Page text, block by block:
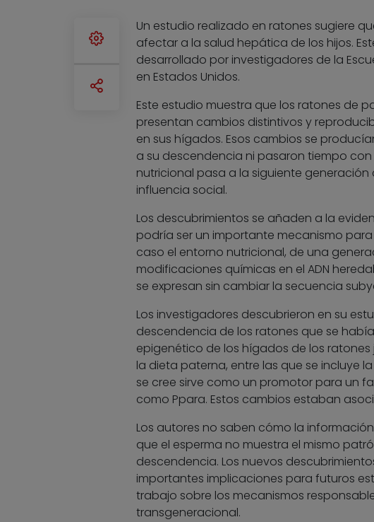
Un estudio realizado en ratones sugiere
afectar a la salud hepática de los hijos.
desarrollado por investigadores de la
en Estados Unidos.
Este estudio muestra que los ratones de
presentan cambios distintivos y
en sus hígados. Esos cambios se
a su descendencia ni pasaron tiempo
nutricional pasa a la siguiente
influencia social.
Los descubrimientos se añaden a la
podría ser un importante mecanismo
caso el entorno nutricional, de una
modificaciones químicas en el ADN
se expresan sin cambiar la secuencia
Los investigadores descubrieron en su
descendencia de los ratones que se
epigenético de los hígados de los
la dieta paterna, entre las que se incluye
se cree sirve como un promotor para un
como Ppara. Estos cambios estaban
Los autores no saben cómo la
que el esperma no muestra el mismo
descendencia. Los nuevos
importantes implicaciones para futuros
trabajo sobre los mecanismos
transgeneracional.